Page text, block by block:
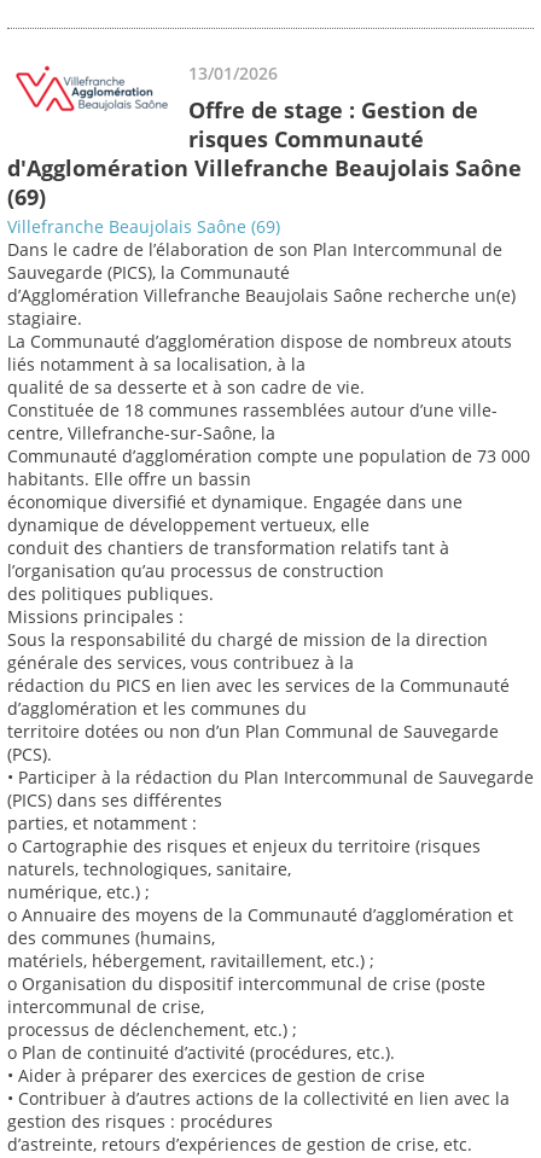
13/01/2026
Offre de stage : Gestion de
risques Communauté
d'Agglomération Villefranche Beaujolais Saône
(69)
Villefranche Beaujolais Saône (69)
Dans le cadre de l’élaboration de son Plan Intercommunal de
Sauvegarde (PICS), la Communauté
d’Agglomération Villefranche Beaujolais Saône recherche un(e)
stagiaire.
La Communauté d’agglomération dispose de nombreux atouts
liés notamment à sa localisation, à la
qualité de sa desserte et à son cadre de vie.
Constituée de 18 communes rassemblées autour d’une ville-
centre, Villefranche-sur-Saône, la
Communauté d’agglomération compte une population de 73 000
habitants. Elle offre un bassin
économique diversifié et dynamique. Engagée dans une
dynamique de développement vertueux, elle
conduit des chantiers de transformation relatifs tant à
l’organisation qu’au processus de construction
des politiques publiques.
Missions principales :
Sous la responsabilité du chargé de mission de la direction
générale des services, vous contribuez à la
rédaction du PICS en lien avec les services de la Communauté
d’agglomération et les communes du
territoire dotées ou non d’un Plan Communal de Sauvegarde
(PCS).
• Participer à la rédaction du Plan Intercommunal de Sauvegarde
(PICS) dans ses différentes
parties, et notamment :
o Cartographie des risques et enjeux du territoire (risques
naturels, technologiques, sanitaire,
numérique, etc.) ;
o Annuaire des moyens de la Communauté d’agglomération et
des communes (humains,
matériels, hébergement, ravitaillement, etc.) ;
o Organisation du dispositif intercommunal de crise (poste
intercommunal de crise,
processus de déclenchement, etc.) ;
o Plan de continuité d’activité (procédures, etc.).
• Aider à préparer des exercices de gestion de crise
• Contribuer à d’autres actions de la collectivité en lien avec la
gestion des risques : procédures
d’astreinte, retours d’expériences de gestion de crise, etc.